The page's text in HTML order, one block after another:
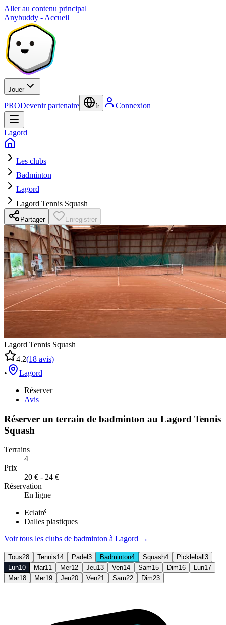
Aller au contenu principal
Anybuddy - Accueil
Jouer
PRODevenir partenaire fr Connexion
Lagord
Les clubs
Badminton
Lagord
Lagord Tennis Squash
Partager Enregistrer
Lagord Tennis Squash
4.2(18 avis)
•
Lagord
Réserver
Avis
Réserver un terrain de badminton au Lagord Tennis
Squash
Terrains
4
Prix
20 € - 24 €
Réservation
En ligne
Eclairé
Dalles plastiques
Voir tous les clubs de badminton à Lagord →
Tous28 Tennis14 Padel 3 Badminton4 Squash4 Pickleball 3
Lun10 Mar11 Mer12 Jeu13 Ven14 Sam15 Dim16 Lun17
Mar18 Mer19 Jeu20 Ven21 Sam22 Dim23